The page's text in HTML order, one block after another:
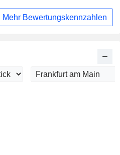
Mehr Bewertungskennzahlen